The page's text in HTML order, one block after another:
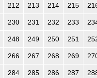
212 213 214 215
230 231 232 233
248 249 250 251
266 267 268 269
284 285 286 287